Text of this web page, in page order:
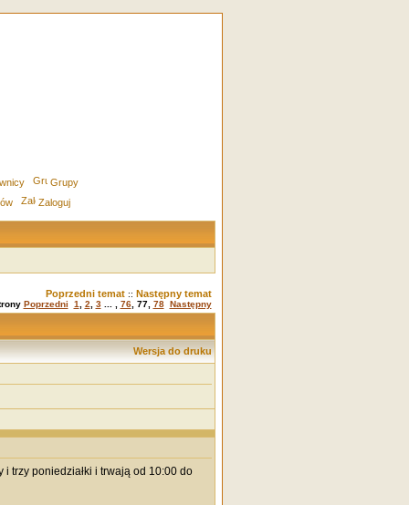
Grupy
Zaloguj
Poprzedni temat:: Następny temat
Poprzedni 1 2 3... , 76, 77, 78 Następny
Wersja do druku
trzy poniedziałki i trwają od 10:00 do